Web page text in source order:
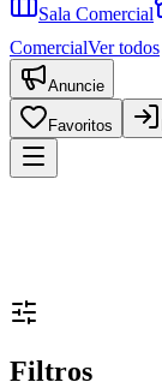
Sala Comercial
ComercialVer todos
Anuncie
Favoritos
Filtros